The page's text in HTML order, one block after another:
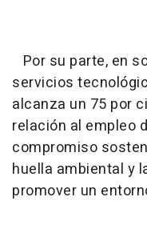
Por su parte, en
servicios
alcanza un 75 por
relación al empleo
compromiso
huella ambiental y
promover un